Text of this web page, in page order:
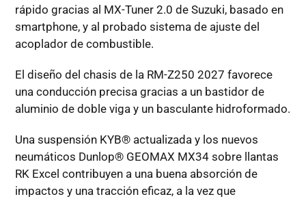
rápido gracias al MX-Tuner 2.0 de Suzuki, basado en
smartphone, y al probado sistema de ajuste del
acoplador de combustible.
El diseño del chasis de la RM-Z250 2027 favorece
una conducción precisa gracias a un bastidor de
aluminio de doble viga y un basculante hidroformado.
Una suspensión KYB® actualizada y los nuevos
neumáticos Dunlop® GEOMAX MX34 sobre llantas
RK Excel contribuyen a una buena absorción de
impactos y una tracción eficaz, a la vez que